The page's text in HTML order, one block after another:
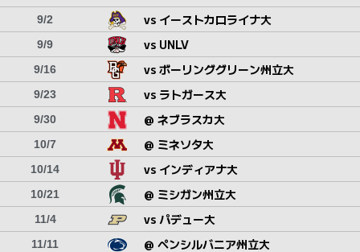
9/2 vs イーストカロライナ大
9/9 vs UNLV
9/16 vs ボーリンググリーン州立大
9/23 vs ラトガース大
9/30 @ ネブラスカ大
10/7 @ ミネソタ大
10/14 vs インディアナ大
10/21 @ ミシガン州立大
11/4 vs パデュー大
11/11 @ ペンシルバニア州立大